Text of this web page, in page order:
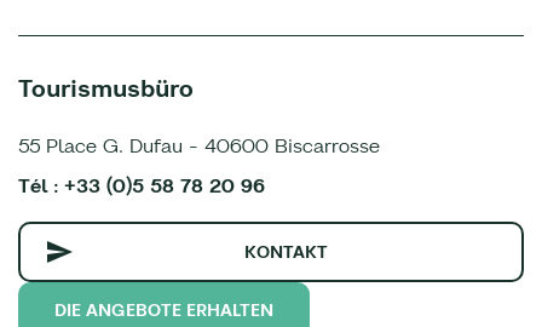
Tourismusbüro
55 Place G. Dufau - 40600 Biscarrosse
Tél : +33 (0)5 58 78 20 96
KONTAKT
DIE ANGEBOTE ERHALTEN